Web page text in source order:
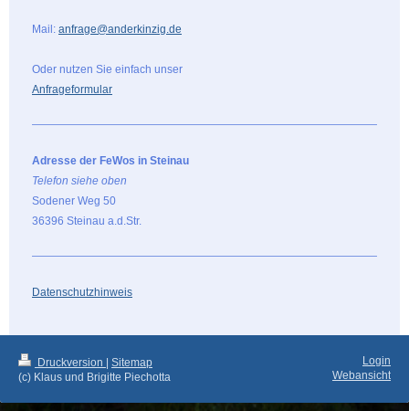
Mail: anfrage@anderkinzig.de
Oder nutzen Sie einfach unser
Anfrageformular
Adresse der FeWos in Steinau
Telefon siehe oben
Sodener Weg 50
36396 Steinau a.d.Str.
Datenschutzhinweis
Druckversion | Sitemap
(c) Klaus und Brigitte Piechotta
Login
Webansicht